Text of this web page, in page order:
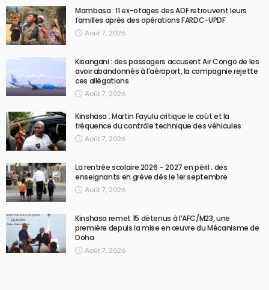
Mambasa : 11 ex-otages des ADF retrouvent leurs
familles après des opérations FARDC-UPDF
Août 7, 2026
Kisangani : des passagers accusent Air Congo de les
avoir abandonnés à l’aéroport, la compagnie rejette
ces allégations
Août 7, 2026
Kinshasa : Martin Fayulu critique le coût et la
fréquence du contrôle technique des véhicules
Août 7, 2026
La rentrée scolaire 2026 – 2027 en péril : des
enseignants en grève dès le 1er septembre
Août 7, 2026
Kinshasa remet 15 détenus à l’AFC/M23, une
première depuis la mise en œuvre du Mécanisme de
Doha
Août 7, 2026